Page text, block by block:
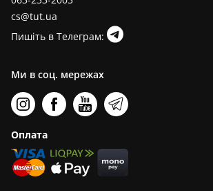
cs@tut.ua
Пишіть в Телеграм:
Ми в соц. мережах
Оплата